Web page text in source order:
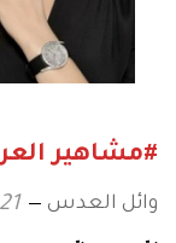
#مشاهير
وائل العدس 21 سبتمبر 2014